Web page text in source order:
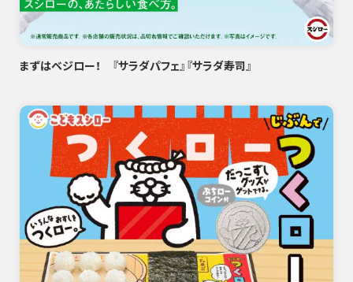
まずはベジロー！ 『サラダパフェ』『サラダ寿司』